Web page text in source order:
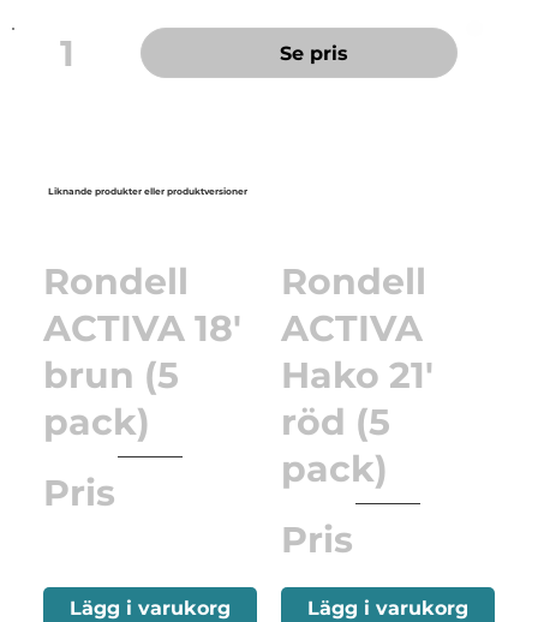
1 Se pris
Liknande produkter eller produktversioner
Rondell
ACTIVA 18'
brun (5
pack)
Pris
Lägg i varukorg
Rondell
ACTIVA
Hako 21'
röd (5
pack)
Pris
Lägg i varukorg